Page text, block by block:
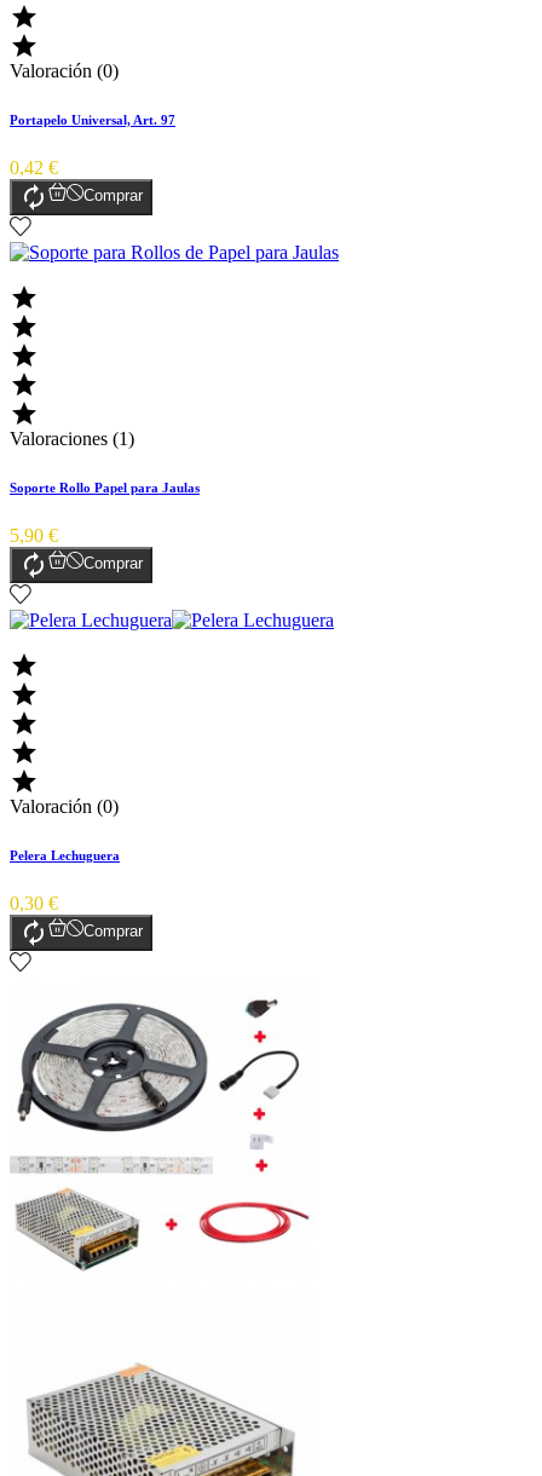


Valoración (0)
Portapelo Universal, Art. 97
0,42 €
 Comprar





Valoraciones (1)
Soporte Rollo Papel para Jaulas
5,90 €
 Comprar





Valoración (0)
Pelera Lechuguera
0,30 €
 Comprar